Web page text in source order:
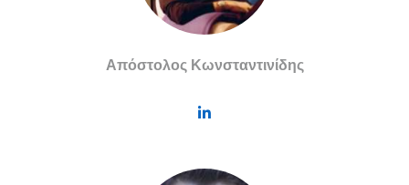
Απόστολος Κωνσταντινίδης